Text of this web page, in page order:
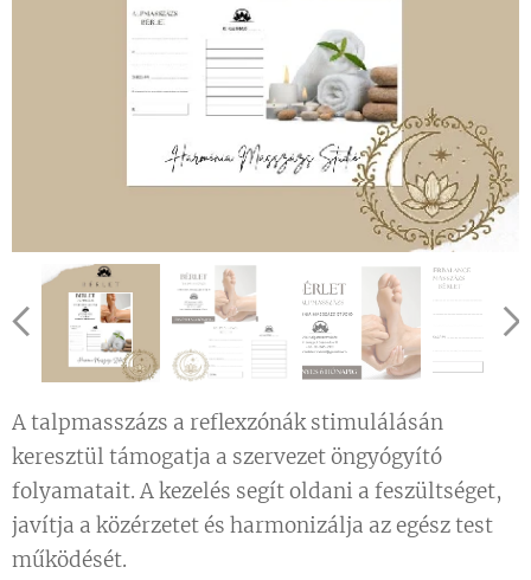
A talpmasszázs a reflexzónák stimulálásán
keresztül támogatja a szervezet öngyógyító
folyamatait. A kezelés segít oldani a feszültséget,
javítja a közérzetet és harmonizálja az egész test
működését.